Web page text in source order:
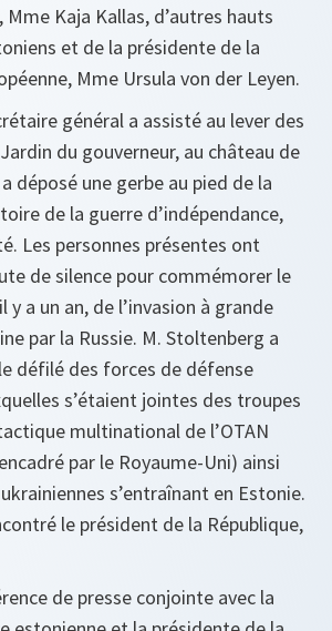
Kaja Kallas, d’autres hauts
et de la présidente de la
Mme Ursula von der Leyen.
général a assisté au lever des
du gouverneur, au château de
déposé une gerbe au pied de la
de la guerre d’indépendance,
Les personnes présentes ont
de silence pour commémorer le
y a un an, de l’invasion à grande
par la Russie. M. Stoltenberg a
défilé des forces de défense
s’étaient jointes des troupes
multinational de l’OTAN
par le Royaume-Uni) ainsi
s’entraînant en Estonie.
le président de la République,
de presse conjointe avec la